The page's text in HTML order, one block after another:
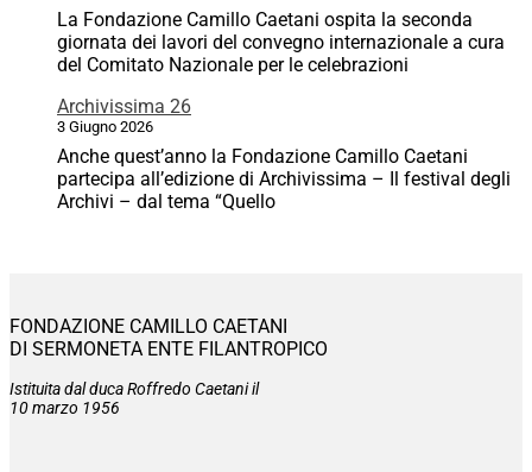
La Fondazione Camillo Caetani ospita la seconda
giornata dei lavori del convegno internazionale a cura
del Comitato Nazionale per le celebrazioni
Archivissima 26
3 Giugno 2026
Anche quest’anno la Fondazione Camillo Caetani
partecipa all’edizione di Archivissima – Il festival degli
Archivi – dal tema “Quello
FONDAZIONE CAMILLO CAETANI
DI SERMONETA ENTE FILANTROPICO
Istituita dal duca Roffredo Caetani il
10 marzo 1956